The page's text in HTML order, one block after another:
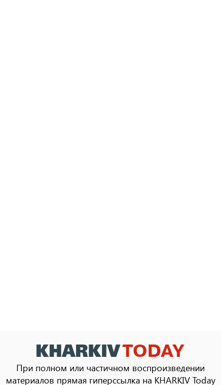
При полном или частичном воспроизведении
материалов прямая гиперссылка на KHARKIV Today